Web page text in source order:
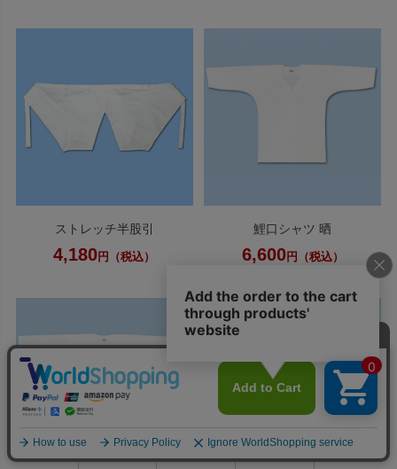
ストレッチ半股引
4,180円（税込）
鯉口シャツ 晒
6,600円（税込）
会員ページ 店舗案内